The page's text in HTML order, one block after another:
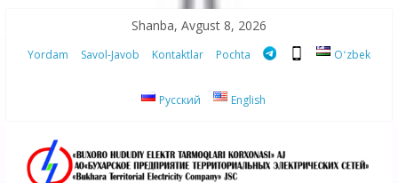
content
Shanba, Avgust 8, 2026
Yordam Savol-Javob Kontaktlar Pochta Oʻzbek
Русский English